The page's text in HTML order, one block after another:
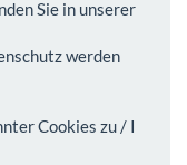
Sie in unserer
werden
Cookies zu / I